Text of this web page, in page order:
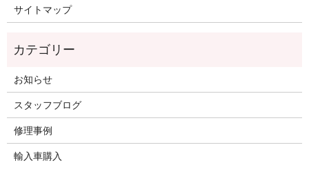
サイトマップ
お知らせ
スタッフブログ
修理事例
輸入車購入